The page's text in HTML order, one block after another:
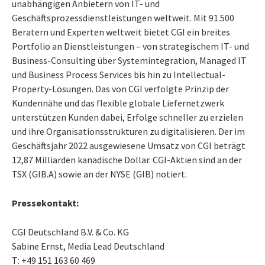
unabhängigen Anbietern von IT- und
Geschäftsprozessdienstleistungen weltweit. Mit 91.500
Beratern und Experten weltweit bietet CGI ein breites
Portfolio an Dienstleistungen – von strategischem IT- und
Business-Consulting über Systemintegration, Managed IT
und Business Process Services bis hin zu Intellectual-
Property-Lösungen. Das von CGI verfolgte Prinzip der
Kundennähe und das flexible globale Liefernetzwerk
unterstützen Kunden dabei, Erfolge schneller zu erzielen
und ihre Organisationsstrukturen zu digitalisieren. Der im
Geschäftsjahr 2022 ausgewiesene Umsatz von CGI beträgt
12,87 Milliarden kanadische Dollar. CGI-Aktien sind an der
TSX (GIB.A) sowie an der NYSE (GIB) notiert.
Pressekontakt:
CGI Deutschland B.V. & Co. KG
Sabine Ernst, Media Lead Deutschland
T: +49 151 163 60 469